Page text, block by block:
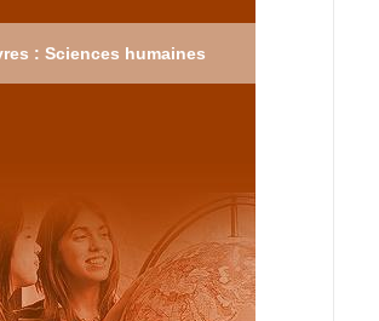
: Sciences humaines